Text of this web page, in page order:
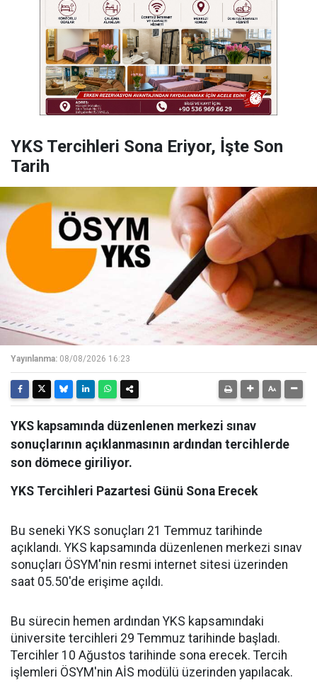
YKS Tercihleri Sona Eriyor, İşte Son
Tarih
Yayınlanma: 08/08/2026 16:23
YKS kapsamında düzenlenen merkezi sınav
sonuçlarının açıklanmasının ardından tercihlerde
son dömece giriliyor.
YKS Tercihleri Pazartesi Günü Sona Erecek
Bu seneki YKS sonuçları 21 Temmuz tarihinde
açıklandı. YKS kapsamında düzenlenen merkezi sınav
sonuçları ÖSYM'nin resmi internet sitesi üzerinden
saat 05.50'de erişime açıldı.
Bu sürecin hemen ardından YKS kapsamındaki
üniversite tercihleri 29 Temmuz tarihinde başladı.
Tercihler 10 Ağustos tarihinde sona erecek. Tercih
işlemleri ÖSYM'nin AİS modülü üzerinden yapılacak.